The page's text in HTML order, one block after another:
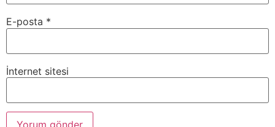
E-posta *
İnternet sitesi